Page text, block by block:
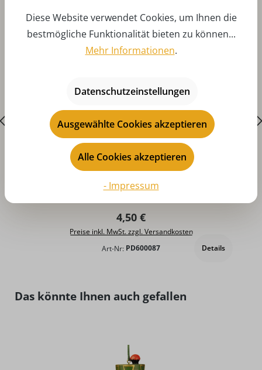
Weihnachtsservietten mit Kurrendemotiv
Regulärer Preis:
4,50 €
Preise inkl. MwSt. zzgl. Versandkosten
Art-Nr: PD600087 Details
Produktgalerie überspringen
Das könnte Ihnen auch gefallen
Diese Website verwendet Cookies, um Ihnen die
bestmögliche Funktionalität bieten zu können...
Mehr Informationen.
Datenschutzeinstellungen
Ausgewählte Cookies akzeptieren
Alle Cookies akzeptieren
- Impressum